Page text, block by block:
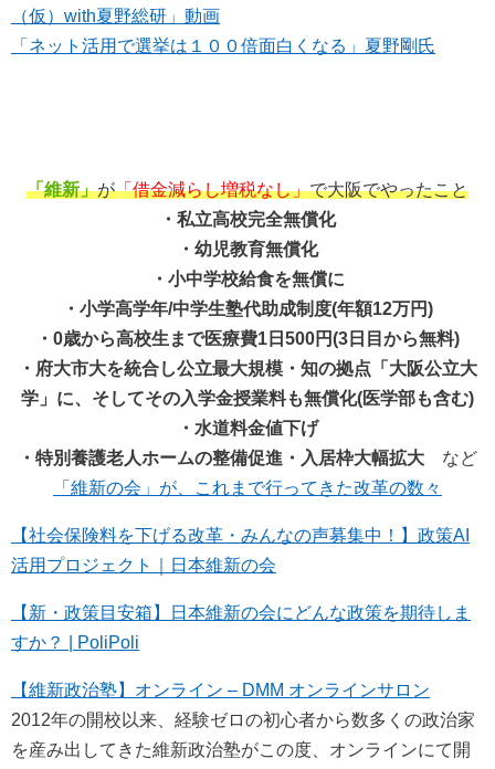
（仮）with夏野総研」動画
「ネット活用で選挙は１００倍面白くなる」夏野剛氏
「維新」が「借金減らし増税なし」で大阪でやったこと
・私立高校完全無償化
・幼児教育無償化
・小中学校給食を無償に
・小学高学年/中学生塾代助成制度(年額12万円)
・0歳から高校生まで医療費1日500円(3日目から無料)
・府大市大を統合し公立最大規模・知の拠点「大阪公立大
学」に、そしてその入学金授業料も無償化(医学部も含む)
・水道料金値下げ
・特別養護老人ホームの整備促進・入居枠大幅拡大 など
「維新の会」が、これまで行ってきた改革の数々
【社会保険料を下げる改革・みんなの声募集中！】政策AI
活用プロジェクト｜日本維新の会
【新・政策目安箱】日本維新の会にどんな政策を期待しま
すか？ | PoliPoli
【維新政治塾】オンライン – DMM オンラインサロン
2012年の開校以来、経験ゼロの初心者から数多くの政治家
を産み出してきた維新政治塾がこの度、オンラインにて開